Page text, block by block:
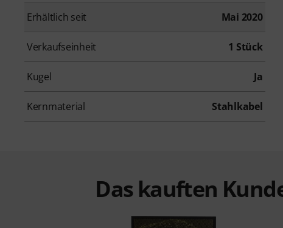
Erhältlich seit Mai 2020
Verkaufseinheit 1 Stück
Kugel Ja
Kernmaterial Stahlkabel
Das kauften